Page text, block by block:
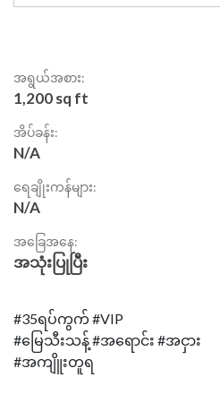
အရွယ်အစား:
1,200 sq ft
အိပ်ခန်း:
N/A
ရေချိုးကန်များ:
N/A
အခြေအနေ:
အသုံးပြုပြီး
#35ရပ်ကွက် #VIP
#မြေသီးသန့် #အရောင်း #အငှား
#အကျိူးတူရ